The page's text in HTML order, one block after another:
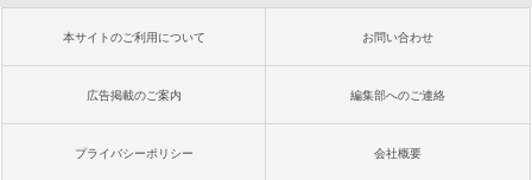
本サイトのご利用について お問い合わせ
広告掲載のご案内 編集部へのご連絡
プライバシーポリシー 会社概要